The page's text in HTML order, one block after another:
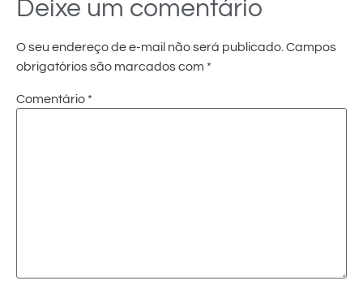
Deixe um comentário
O seu endereço de e-mail não será publicado.Campos
obrigatórios são marcados com *
Comentário *